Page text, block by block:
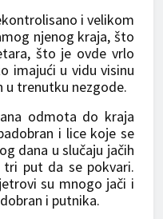
i velikom
njenog kraja, što
što je ovde vrlo
imajući u vidu visinu
u trenutku nezgode.
odmota do kraja
i lice koje se
dana u slučaju jačih
put da se pokvari.
su mnogo jači i
i putnika.